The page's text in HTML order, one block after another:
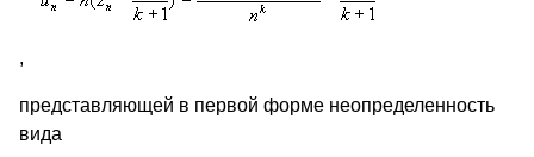
,
представляющей в первой форме неопределенность
вида